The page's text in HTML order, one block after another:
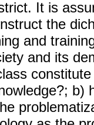
It is
the
and
and its
b)